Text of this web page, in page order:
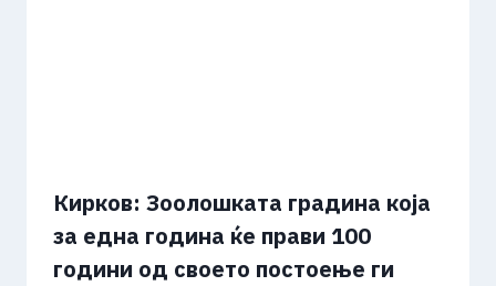
Кирков: Зоолошката градина која
за една година ќе прави 100
години од своето постоење ги